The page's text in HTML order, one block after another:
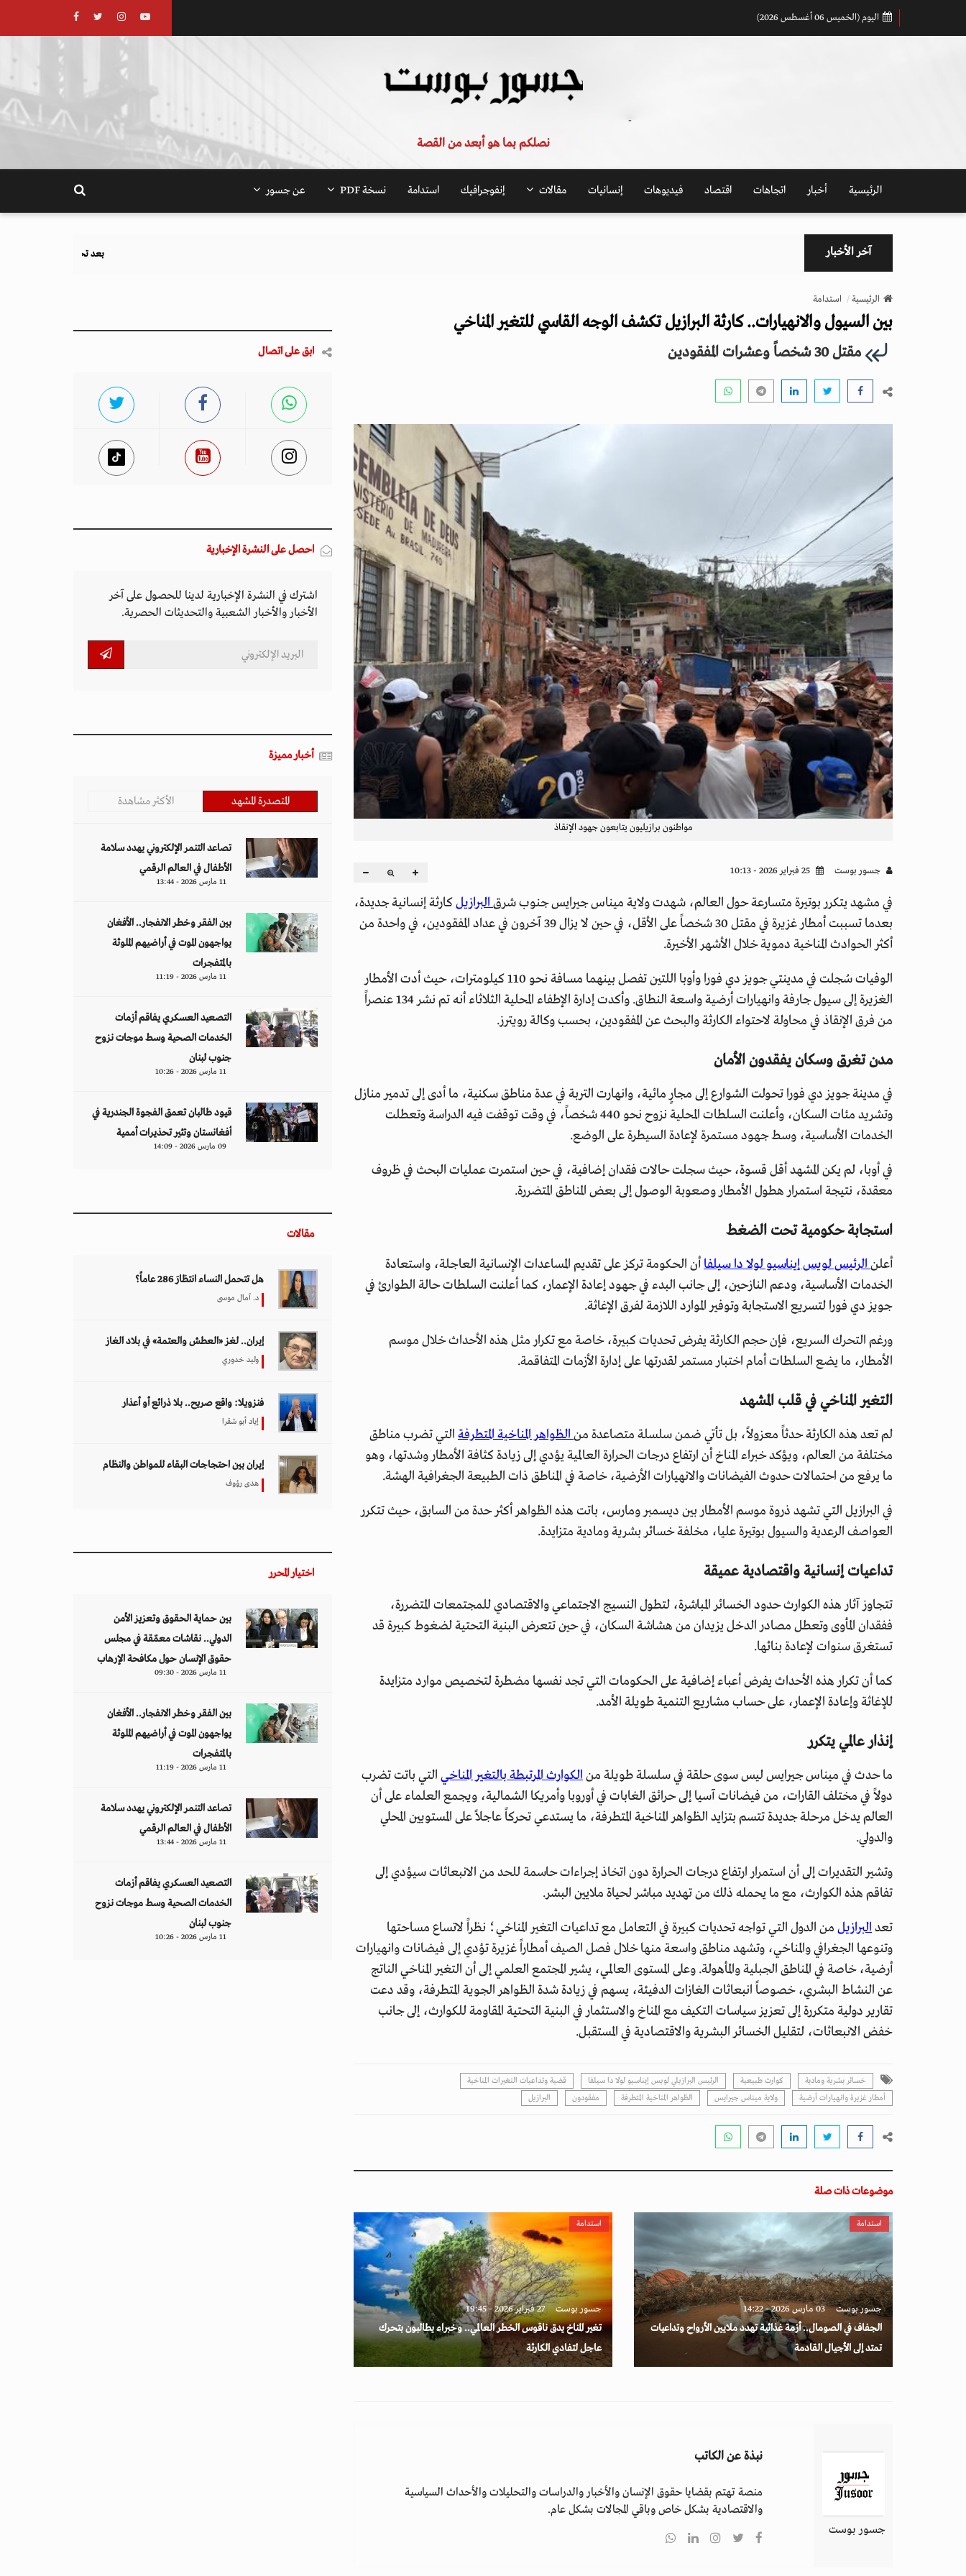
اليوم (الخميس 06 أغسطس 2026)
نصلكم بما هو أبعد من القصة
الرئيسية أخبار اتجاهات اقتصاد فيديوهات إنسانيات مقالات إنفوجرافيك استدامة نسخة PDF عن جسور
آخر الأخبار بعد تحذيرات أوروبية.. كيف يهدد نظام الغذاء والزراعة
الرئيسية استدامة
بين السيول والانهيارات.. كارثة البرازيل تكشف الوجه القاسي للتغير المناخي
مقتل 30 شخصاً وعشرات المفقودين
مواطنون برازيليون يتابعون جهود الإنقاذ
جسور بوست
في مشهد يتكرر بوتيرة متسارعة حول العالم، شهدت ولاية ميناس جيرايس جنوب شرقالبرازيلكارثة إنسانية جديدة،
بعدما تسببت أمطار غزيرة في مقتل 30 شخصاً على الأقل، في حين لا يزال 39 آخرون في عداد المفقودين، في واحدة من
أكثر الحوادث المناخية دموية خلال الأشهر الأخيرة.
الوفيات سُجلت في مدينتي جويز دي فورا وأوبا اللتين تفصل بينهما مسافة نحو 110 كيلومترات، حيث أدت الأمطار
الغزيرة إلى سيول جارفة وانهيارات أرضية واسعة النطاق. وأكدت إدارة الإطفاء المحلية الثلاثاء أنه تم نشر 134 عنصراً
من فرق الإنقاذ في محاولة لاحتواء الكارثة والبحث عن المفقودين، بحسب وكالة رويترز.
مدن تغرق وسكان يفقدون الأمان
في مدينة جويز دي فورا تحولت الشوارع إلى مجارٍ مائية، وانهارت التربة في عدة مناطق سكنية، ما أدى إلى تدمير منازل
وتشريد مئات السكان، وأعلنت السلطات المحلية نزوح نحو 440 شخصاً، في وقت توقفت فيه الدراسة وتعطلت
الخدمات الأساسية، وسط جهود مستمرة لإعادة السيطرة على الوضع.
في أوبا، لم يكن المشهد أقل قسوة، حيث سجلت حالات فقدان إضافية، في حين استمرت عمليات البحث في ظروف
معقدة، نتيجة استمرار هطول الأمطار وصعوبة الوصول إلى بعض المناطق المتضررة.
استجابة حكومية تحت الضغط
أعلنالرئيس لويس إيناسيو لولا دا سيلفا أن الحكومة تركز على تقديم المساعدات الإنسانية العاجلة، واستعادة
الخدمات الأساسية، ودعم النازحين، إلى جانب البدء في جهود إعادة الإعمار، كما أعلنت السلطات حالة الطوارئ في
جويز دي فورا لتسريع الاستجابة وتوفير الموارد اللازمة لفرق الإغاثة.
ورغم التحرك السريع، فإن حجم الكارثة يفرض تحديات كبيرة، خاصة مع تكرار مثل هذه الأحداث خلال موسم
الأمطار، ما يضع السلطات أمام اختبار مستمر لقدرتها على إدارة الأزمات المتفاقمة.
التغير المناخي في قلب المشهد
لم تعد هذه الكارثة حدثاً معزولاً، بل تأتي ضمن سلسلة متصاعدة منالظواهر المناخية المتطرفة التي تضرب مناطق
مختلفة من العالم، ويؤكد خبراء المناخ أن ارتفاع درجات الحرارة العالمية يؤدي إلى زيادة كثافة الأمطار وشدتها، وهو
ما يرفع من احتمالات حدوث الفيضانات والانهيارات الأرضية، خاصة في المناطق ذات الطبيعة الجغرافية الهشة.
في البرازيل التي تشهد ذروة موسم الأمطار بين ديسمبر ومارس، باتت هذه الظواهر أكثر حدة من السابق، حيث تتكرر
العواصف الرعدية والسيول بوتيرة عليا، مخلفة خسائر بشرية ومادية متزايدة.
تداعيات إنسانية واقتصادية عميقة
تتجاوز آثار هذه الكوارث حدود الخسائر المباشرة، لتطول النسيج الاجتماعي والاقتصادي للمجتمعات المتضررة،
ففقدان المأوى وتعطل مصادر الدخل يزيدان من هشاشة السكان، في حين تتعرض البنية التحتية لضغوط كبيرة قد
تستغرق سنوات لإعادة بنائها.
كما أن تكرار هذه الأحداث يفرض أعباء إضافية على الحكومات التي تجد نفسها مضطرة لتخصيص موارد متزايدة
للإغاثة وإعادة الإعمار، على حساب مشاريع التنمية طويلة الأمد.
إنذار عالمي يتكرر
ما حدث في ميناس جيرايس ليس سوى حلقة في سلسلة طويلة منالكوارث المرتبطة بالتغير المناخي التي باتت تضرب
دولاً في مختلف القارات، من فيضانات آسيا إلى حرائق الغابات في أوروبا وأمريكا الشمالية، ويجمع العلماء على أن
العالم يدخل مرحلة جديدة تتسم بتزايد الظواهر المناخية المتطرفة، ما يستدعي تحركاً عاجلاً على المستويين المحلي
والدولي.
وتشير التقديرات إلى أن استمرار ارتفاع درجات الحرارة دون اتخاذ إجراءات حاسمة للحد من الانبعاثات سيؤدي إلى
تفاقم هذه الكوارث، مع ما يحمله ذلك من تهديد مباشر لحياة ملايين البشر.
تعدالبرازيل من الدول التي تواجه تحديات كبيرة في التعامل مع تداعيات التغير المناخي؛ نظراً لاتساع مساحتها
وتنوعها الجغرافي والمناخي، وتشهد مناطق واسعة منها خلال فصل الصيف أمطاراً غزيرة تؤدي إلى فيضانات وانهيارات
أرضية، خاصة في المناطق الجبلية والمأهولة. وعلى المستوى العالمي، يشير المجتمع العلمي إلى أن التغير المناخي الناتج
عن النشاط البشري، خصوصاً انبعاثات الغازات الدفيئة، يسهم في زيادة شدة الظواهر الجوية المتطرفة، وقد دعت
تقارير دولية متكررة إلى تعزيز سياسات التكيف مع المناخ والاستثمار في البنية التحتية المقاومة للكوارث، إلى جانب
خفض الانبعاثات، لتقليل الخسائر البشرية والاقتصادية في المستقبل.
خسائر بشرية ومادية كوارث طبيعية الرئيس البرازيلي لويس إيناسيو لولا دا سيلفا
قضية وتداعيات التغيرات المناخية
أمطار غزيرة وانهيارات أرضية
ولاية ميناس جيرايس الظواهر المناخية المتطرفة مفقودون البرازيل
موضوعات ذات صلة
استدامة
جسور بوست 03 مارس 2026 - 14:22
الجفاف في الصومال.. أزمة غذائية تهدد ملايين الأرواح وتداعيات
تمتد إلى الأجيال القادمة
استدامة
جسور بوست 27 فبراير 2026 - 19:45
تغير المناخ يدق ناقوس الخطر العالمي.. وخبراء يطالبون بتحرك
عاجل لتفادي الكارثة
جسور بوست
نبذة عن الكاتب
منصة تهتم بقضايا حقوق الإنسان والأخبار والدراسات والتحليلات والأحداث السياسية
والاقتصادية بشكل خاص وباقي المجالات بشكل عام.
ابق على اتصال
احصل على النشرة الإخبارية
اشترك في النشرة الإخبارية لدينا للحصول على آخر
الأخبار والأخبار الشعبية والتحديثات الحصرية.
أخبار مميزة
المتصدرة المشهد الأكثر مشاهدة
تصاعد التنمر الإلكتروني يهدد سلامة
الأطفال في العالم الرقمي
11 مارس 2026 - 13:44
بين الفقر وخطر الانفجار.. الأفغان
يواجهون الموت في أراضيهم الملوثة
بالمتفجرات
11 مارس 2026 - 11:19
التصعيد العسكري يفاقم أزمات
الخدمات الصحية وسط موجات نزوح
جنوب لبنان
11 مارس 2026 - 10:26
قيود طالبان تعمق الفجوة الجندرية في
أفغانستان وتثير تحذيرات أممية
09 مارس 2026 - 14:09
مقالات
هل تتحمل النساء انتظارَ 286 عاماً؟
د. آمال موسى
إيران.. لغز «العطش والعتمة» في بلاد الغاز
وليد خدوري
فنزويلا: واقع صريح.. بلا ذرائع أو أعذار
إياد أبو شقرا
إيران بين احتجاجات البقاء للمواطن والنظام
هدى رؤوف
اختيار المحرر
بين حماية الحقوق وتعزيز الأمن
الدولي.. نقاشات معمّقة في مجلس
حقوق الإنسان حول مكافحة الإرهاب
11 مارس 2026 - 09:30
بين الفقر وخطر الانفجار.. الأفغان
يواجهون الموت في أراضيهم الملوثة
بالمتفجرات
11 مارس 2026 - 11:19
تصاعد التنمر الإلكتروني يهدد سلامة
الأطفال في العالم الرقمي
11 مارس 2026 - 13:44
التصعيد العسكري يفاقم أزمات
الخدمات الصحية وسط موجات نزوح
جنوب لبنان
11 مارس 2026 - 10:26